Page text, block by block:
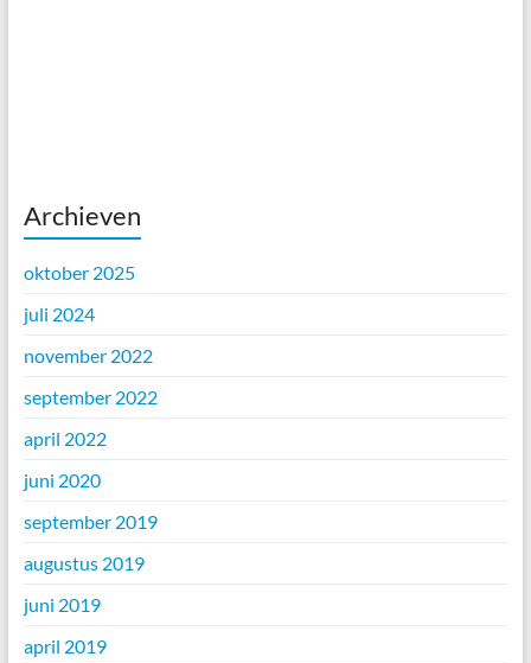
Archieven
oktober 2025
juli 2024
november 2022
september 2022
april 2022
juni 2020
september 2019
augustus 2019
juni 2019
april 2019